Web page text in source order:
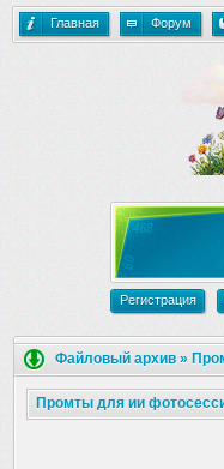
Главная Форум
Регистрация
Файловый архив »
Промты для ии